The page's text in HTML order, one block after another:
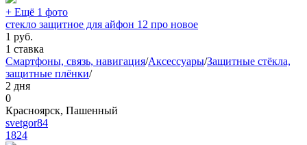
+ Ещё 1 фото
стекло защитное для айфон 12 про новое
1 руб.
1 ставка
Смартфоны, связь, навигация/Аксессуары/Защитные стёкла,
защитные плёнки/
2 дня
0
Красноярск, Пашенный
svetgor84
1824